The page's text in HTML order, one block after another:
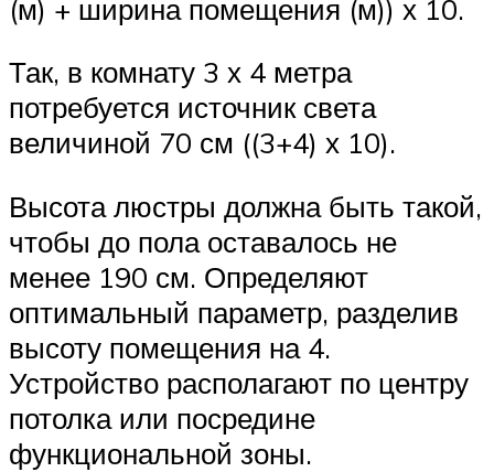
(м) + ширина помещения (м)) х 10.
Так, в комнату 3 х 4 метра
потребуется источник света
величиной 70 см ((3+4) х 10).
Высота люстры должна быть такой,
чтобы до пола оставалось не
менее 190 см. Определяют
оптимальный параметр, разделив
высоту помещения на 4.
Устройство располагают по центру
потолка или посредине
функциональной зоны.